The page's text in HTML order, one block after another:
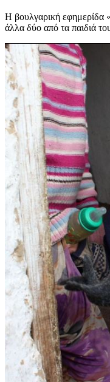
Η βουλγαρική εφημερίδα
άλλα δύο από τα παιδιά